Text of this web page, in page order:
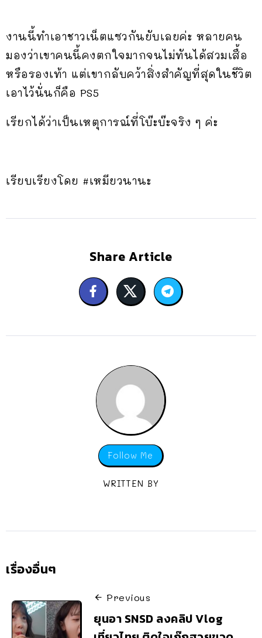
งานนี้ทำเอาชาวเน็ตแซวกันยับเลยค่ะ หลายคน
มองว่าเขาคนนี้คงตกใจมากจนไม่ทันได้สวมเสื้อ
หรือรองเท้า แต่เขากลับคว้าสิ่งสำคัญที่สุดในชีวิต
เอาไว้นั่นก็คือ PS5
เรียกได้ว่าเป็นเหตุการณ์ที่โบ๊ะบ๊ะจริง ๆ ค่ะ
เรียบเรียงโดย #เหมียวนานะ
Share Article
Follow Me
WRITTEN BY
เรื่องอื่นๆ
Previous
ยุนอา SNSD ลงคลิป Vlog